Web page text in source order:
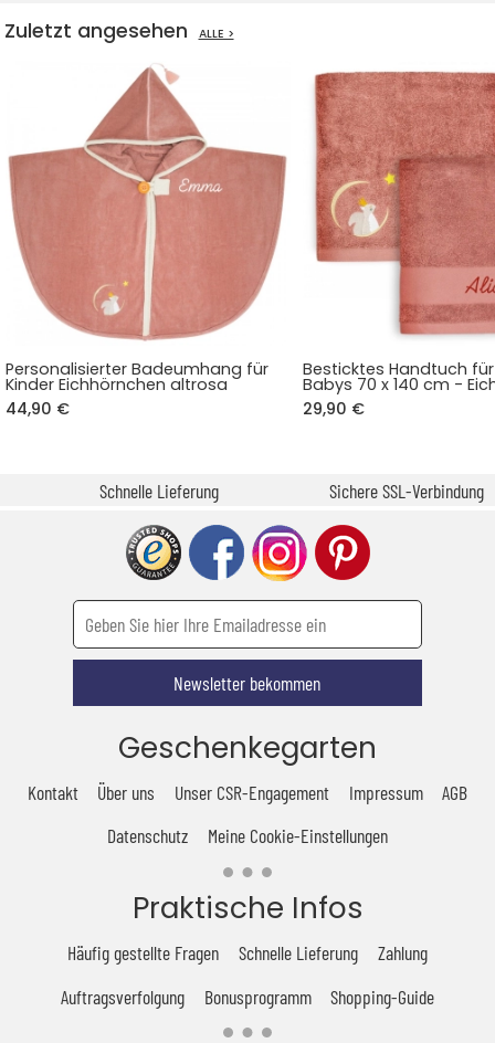
Zuletzt angesehen ALLE >
Personalisierter Badeumhang für
Kinder Eichhörnchen altrosa
44,90 €
Besticktes Handtuch
Babys 70 x 140 cm -
29,90 €
Schnelle Lieferung Sichere SSL-Verbindung
Newsletter bekommen
Geschenkegarten
Kontakt Über uns Unser CSR-Engagement Impressum
AGB
Datenschutz
Meine Cookie-Einstellungen
Praktische Infos
Häufig gestellte Fragen Schnelle Lieferung
Zahlung
Auftragsverfolgung
Bonusprogramm Shopping-Guide